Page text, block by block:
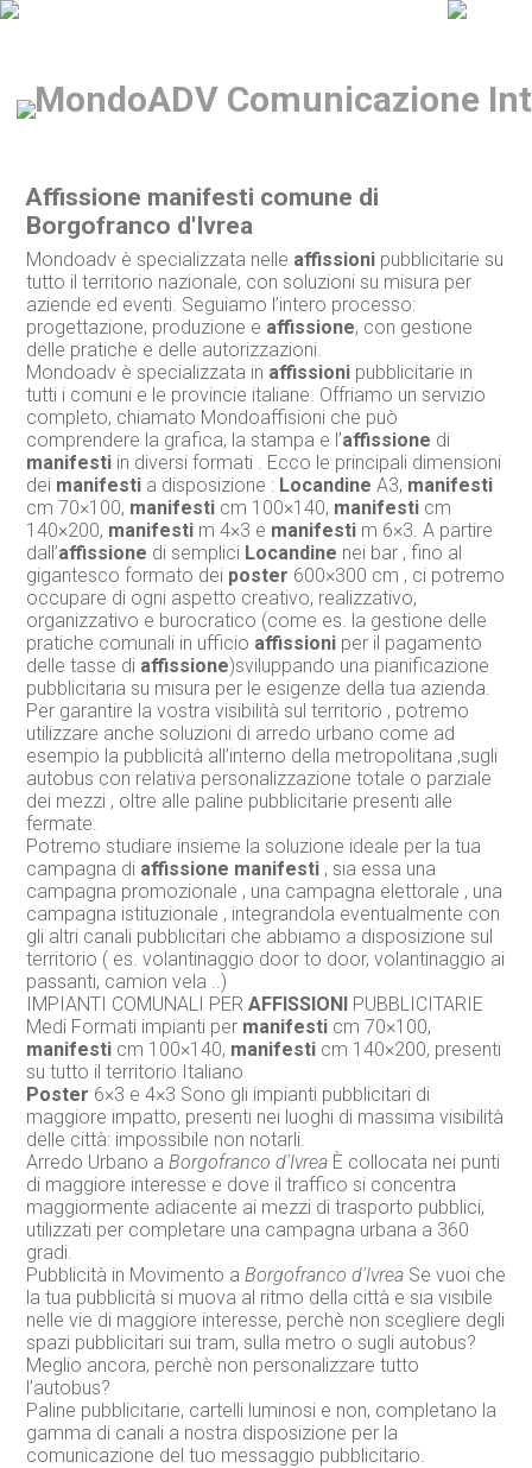
Affissione manifesti comune di
Borgofranco d'Ivrea
Mondoadv è specializzata nelle affissioni pubblicitarie su
tutto il territorio nazionale, con soluzioni su misura per
aziende ed eventi. Seguiamo l’intero processo:
progettazione, produzione e affissione, con gestione
delle pratiche e delle autorizzazioni.
Mondoadv è specializzata in affissioni pubblicitarie in
tutti i comuni e le provincie italiane. Offriamo un servizio
completo, chiamato Mondoaffisioni che può
comprendere la grafica, la stampa e l’affissione di
manifesti in diversi formati . Ecco le principali dimensioni
dei manifesti a disposizione : Locandine A3, manifesti
cm 70×100, manifesti cm 100×140, manifesti cm
140×200, manifesti m 4×3 e manifesti m 6×3. A partire
dall’affissione di semplici Locandine nei bar , fino al
gigantesco formato dei poster 600×300 cm , ci potremo
occupare di ogni aspetto creativo, realizzativo,
organizzativo e burocratico (come es. la gestione delle
pratiche comunali in ufficio affissioni per il pagamento
delle tasse di affissione)sviluppando una pianificazione
pubblicitaria su misura per le esigenze della tua azienda.
Per garantire la vostra visibilità sul territorio , potremo
utilizzare anche soluzioni di arredo urbano come ad
esempio la pubblicità all’interno della metropolitana ,sugli
autobus con relativa personalizzazione totale o parziale
dei mezzi , oltre alle paline pubblicitarie presenti alle
fermate.
Potremo studiare insieme la soluzione ideale per la tua
campagna di affissione manifesti , sia essa una
campagna promozionale , una campagna elettorale , una
campagna istituzionale , integrandola eventualmente con
gli altri canali pubblicitari che abbiamo a disposizione sul
territorio ( es. volantinaggio door to door, volantinaggio ai
passanti, camion vela ..)
IMPIANTI COMUNALI PER AFFISSIONI PUBBLICITARIE
Medi Formati impianti per manifesti cm 70×100,
manifesti cm 100×140, manifesti cm 140×200, presenti
su tutto il territorio Italiano
Poster 6×3 e 4×3 Sono gli impianti pubblicitari di
maggiore impatto, presenti nei luoghi di massima visibilità
delle città: impossibile non notarli.
Arredo Urbano a Borgofranco d'Ivrea È collocata nei punti
di maggiore interesse e dove il traffico si concentra
maggiormente adiacente ai mezzi di trasporto pubblici,
utilizzati per completare una campagna urbana a 360
gradi.
Pubblicità in Movimento a Borgofranco d'Ivrea Se vuoi che
la tua pubblicità si muova al ritmo della città e sia visibile
nelle vie di maggiore interesse, perchè non scegliere degli
spazi pubblicitari sui tram, sulla metro o sugli autobus?
Meglio ancora, perchè non personalizzare tutto
l’autobus?
Paline pubblicitarie, cartelli luminosi e non, completano la
gamma di canali a nostra disposizione per la
comunicazione del tuo messaggio pubblicitario.